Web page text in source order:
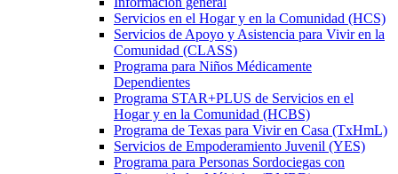
Servicios en el Hogar y en la Comunidad (HCS)
Servicios de Apoyo y Asistencia para Vivir en la
Comunidad (CLASS)
Programa para Niños Médicamente
Dependientes
Programa STAR+PLUS de Servicios en el
Hogar y en la Comunidad (HCBS)
Programa de Texas para Vivir en Casa (TxHmL)
Servicios de Empoderamiento Juvenil (YES)
Programa para Personas Sordociegas con